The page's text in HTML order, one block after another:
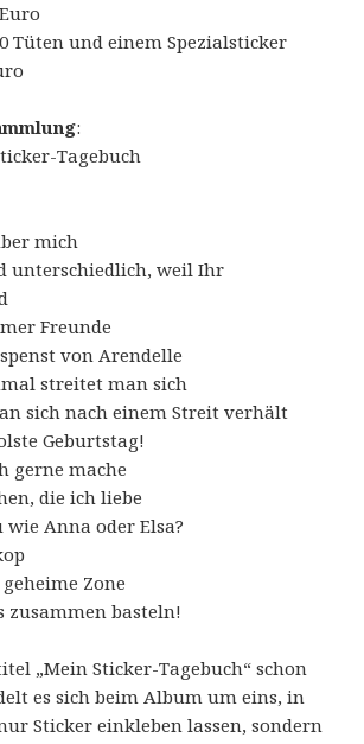
Tüten und einem Spezialsticker
:
Tagebuch
mich
unterschiedlich, weil Ihr
Freunde
von Arendelle
streitet man sich
sich nach einem Streit verhält
Geburtstag!
gerne mache
die ich liebe
wie Anna oder Elsa?
geheime Zone
zusammen basteln!
„Mein Sticker-Tagebuch“ schon
es sich beim Album um eins, in
Sticker einkleben lassen, sondern